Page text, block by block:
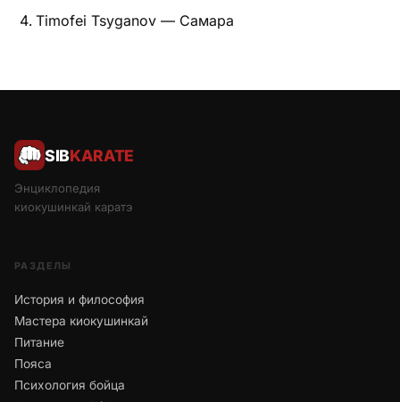
Timofei Tsyganov — Самара
SIBKARATE
Энциклопедия
киокушинкай каратэ
РАЗДЕЛЫ
История и философия
Мастера киокушинкай
Питание
Пояса
Психология бойца